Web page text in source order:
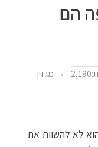
הם
2,190 מגזין
לא להשוות את